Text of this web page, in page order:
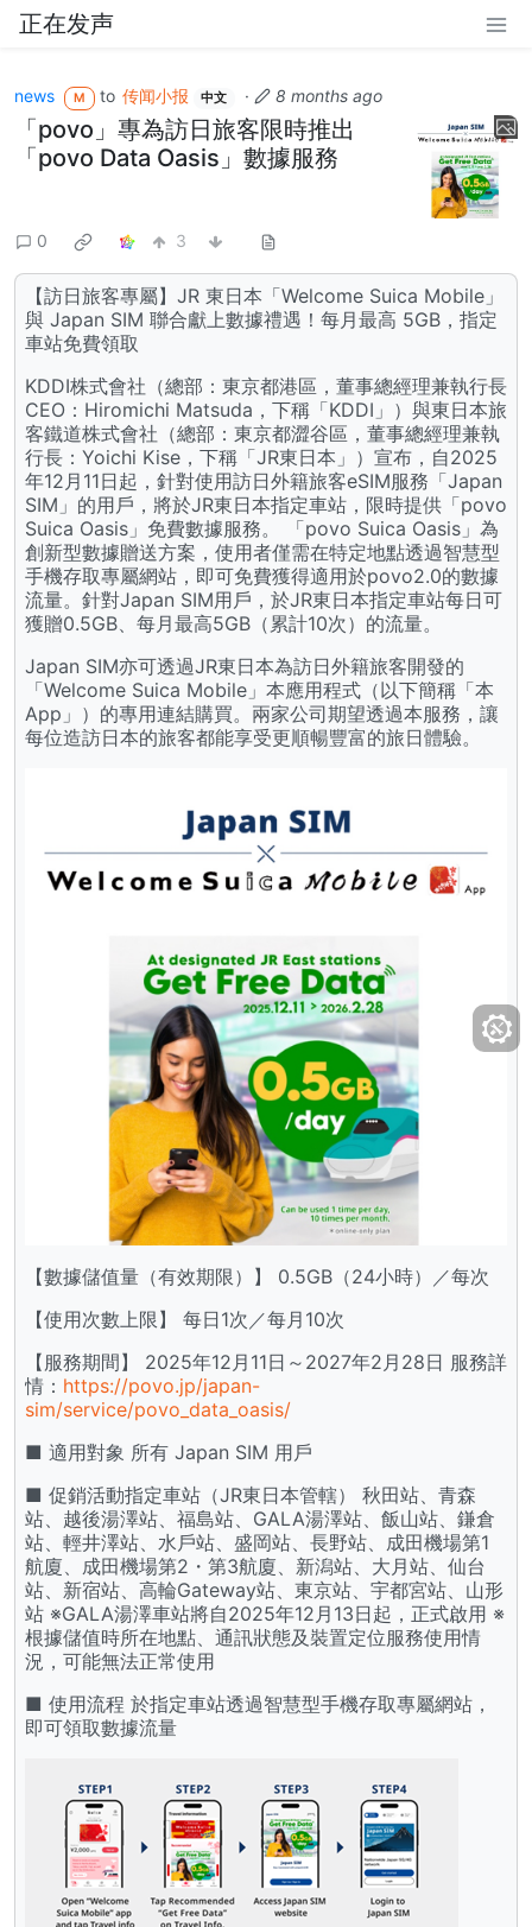
正在发声
news M to 传闻小报 中文 · 8 months ago
「povo」專為訪日旅客限時推出
「povo Data Oasis」數據服務
0 3
【訪日旅客專屬】JR 東日本「Welcome Suica Mobile」
與 Japan SIM 聯合獻上數據禮遇！每月最高 5GB，指定
車站免費領取
KDDI株式會社（總部：東京都港區，董事總經理兼執行長
CEO：Hiromichi Matsuda，下稱「KDDI」）與東日本旅
客鐵道株式會社（總部：東京都澀谷區，董事總經理兼執
行長：Yoichi Kise，下稱「JR東日本」）宣布，自2025
年12月11日起，針對使用訪日外籍旅客eSIM服務「Japan
SIM」的用戶，將於JR東日本指定車站，限時提供「povo
Suica Oasis」免費數據服務。 「povo Suica Oasis」為
創新型數據贈送方案，使用者僅需在特定地點透過智慧型
手機存取專屬網站，即可免費獲得適用於povo2.0的數據
流量。針對Japan SIM用戶，於JR東日本指定車站每日可
獲贈0.5GB、每月最高5GB（累計10次）的流量。
Japan SIM亦可透過JR東日本為訪日外籍旅客開發的
「Welcome Suica Mobile」本應用程式（以下簡稱「本
App」）的專用連結購買。兩家公司期望透過本服務，讓
每位造訪日本的旅客都能享受更順暢豐富的旅日體驗。
【數據儲值量（有效期限）】 0.5GB（24小時）／每次
【使用次數上限】 每日1次／每月10次
【服務期間】 2025年12月11日～2027年2月28日 服務詳
情： https://povo.jp/japan-
sim/service/povo_data_oasis/
■ 適用對象 所有 Japan SIM 用戶
■ 促銷活動指定車站（JR東日本管轄） 秋田站、青森
站、越後湯澤站、福島站、GALA湯澤站、飯山站、鎌倉
站、輕井澤站、水戶站、盛岡站、長野站、成田機場第1
航廈、成田機場第2・第3航廈、新潟站、大月站、仙台
站、新宿站、高輪Gateway站、東京站、宇都宮站、山形
站 ※GALA湯澤車站將自2025年12月13日起，正式啟用 ※
根據儲值時所在地點、通訊狀態及裝置定位服務使用情
況，可能無法正常使用
■ 使用流程 於指定車站透過智慧型手機存取專屬網站，
即可領取數據流量